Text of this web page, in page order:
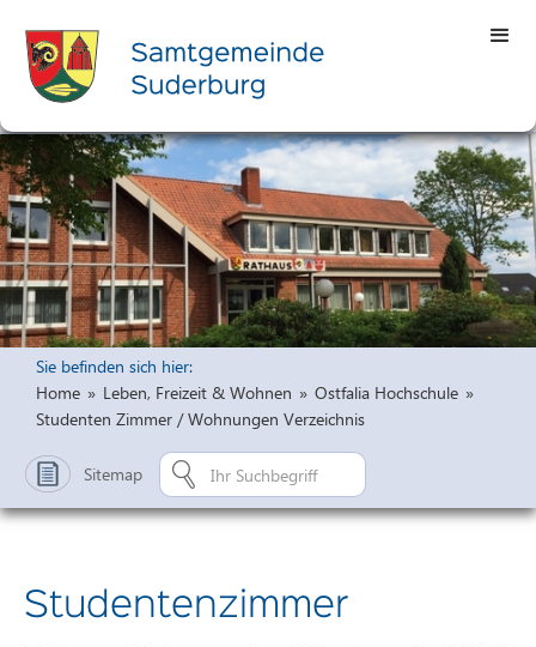
Sie befinden sich hier:
Home » Leben, Freizeit & Wohnen » Ostfalia Hochschule »
Studenten Zimmer / Wohnungen Verzeichnis
Sitemap
Studentenzimmer